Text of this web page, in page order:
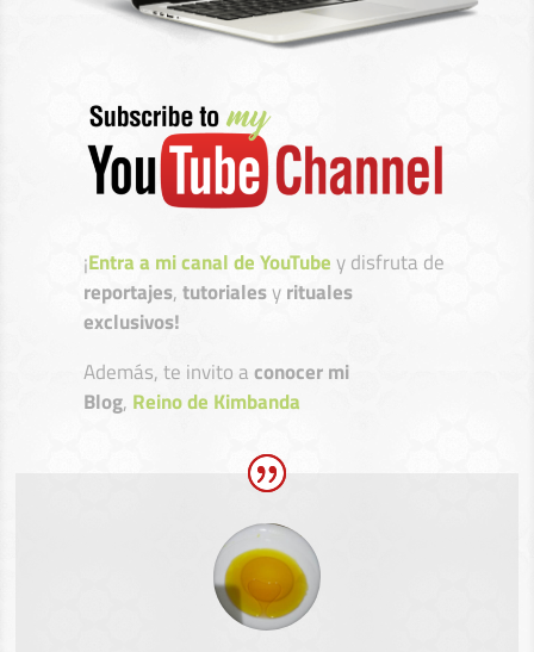
¡Entra a mi canal de YouTubey disfruta de
reportajes,tutorialesyrituales
exclusivos!
Además, te invito aconocer mi
Blog, Reino de Kimbanda